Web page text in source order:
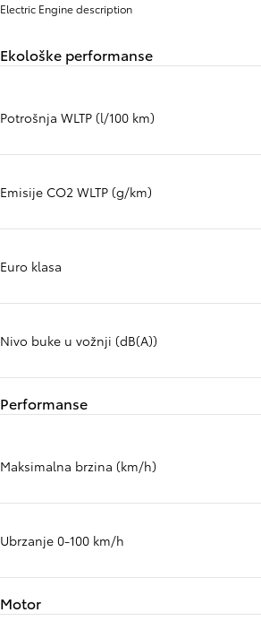
Electric Engine description
Ekološke performanse
Potrošnja WLTP (l/100 km)
Emisije CO2 WLTP (g/km)
Euro klasa
Nivo buke u vožnji (dB(A))
Performanse
Maksimalna brzina (km/h)
Ubrzanje 0-100 km/h
Motor